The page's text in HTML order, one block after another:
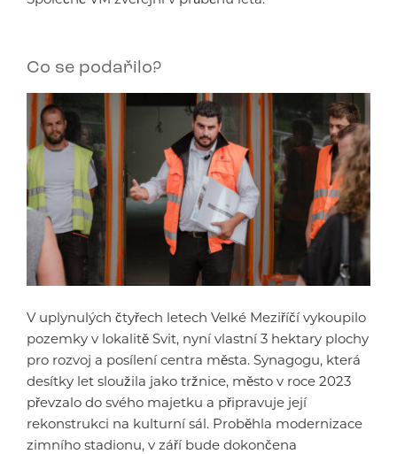
Co se podařilo?
V uplynulých čtyřech letech Velké Meziříčí vykoupilo
pozemky v lokalitě Svit, nyní vlastní 3 hektary plochy
pro rozvoj a posílení centra města. Synagogu, která
desítky let sloužila jako tržnice, město v roce 2023
převzalo do svého majetku a připravuje její
rekonstrukci na kulturní sál. Proběhla modernizace
zimního stadionu, v září bude dokončena